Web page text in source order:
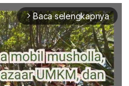
arrow_forward_ios Baca selengkapnya